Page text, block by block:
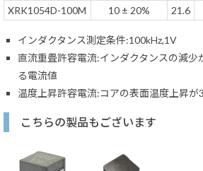
XRK1054D-100M
10 ± 20% 21.6
インダクタンス測定条件:100kHz,1V
直流重畳許容電流:インダクタンスの減少
る電流値
温度上昇許容電流:コアの表面温度上昇
こちらの製品もございます